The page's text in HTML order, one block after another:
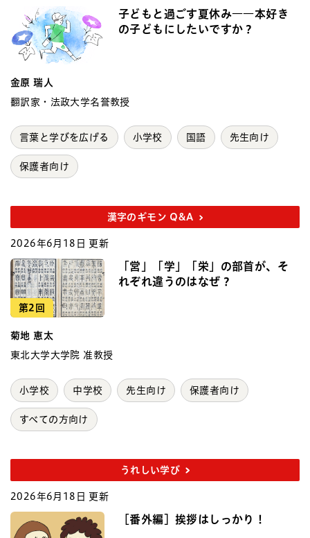
子どもと過ごす夏休み――本好き
の子どもにしたいですか？
金原 瑞人
翻訳家・法政大学名誉教授
言葉と学びを広げる 小学校 国語 先生向け
保護者向け
漢字のギモン Q&A
2026年6月18日 更新
第2回
「営」「学」「栄」の部首が、そ
れぞれ違うのはなぜ？
菊地 恵太
東北大学大学院 准教授
小学校 中学校 先生向け 保護者向け
すべての方向け
うれしい学び
2026年6月18日 更新
［番外編］挨拶はしっかり！